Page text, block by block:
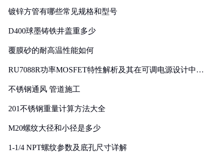
镀锌方管有哪些常见规格和型号
D400球墨铸铁井盖重多少
覆膜砂的耐高温性能如何
RU7088R功率MOSFET特性解析及其在可调电源设计中的
不锈钢通风 管道施工
201不锈钢重量计算方法大全
M20螺纹大径和小径是多少
1-1/4 NPT螺纹参数及底孔尺寸详解